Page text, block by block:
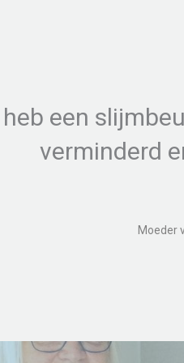
heb een
verminderd
Moeder